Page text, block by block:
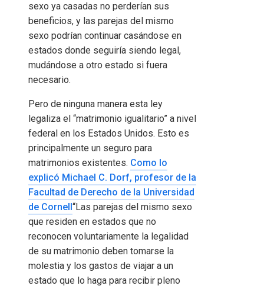
sexo ya casadas no perderían sus
beneficios, y las parejas del mismo
sexo podrían continuar casándose en
estados donde seguiría siendo legal,
mudándose a otro estado si fuera
necesario.
Pero de ninguna manera esta ley
legaliza el “matrimonio igualitario” a nivel
federal en los Estados Unidos. Esto es
principalmente un seguro para
matrimonios existentes. Como lo
explicó Michael C. Dorf, profesor de la
Facultad de Derecho de la Universidad
de Cornell “Las parejas del mismo sexo
que residen en estados que no
reconocen voluntariamente la legalidad
de su matrimonio deben tomarse la
molestia y los gastos de viajar a un
estado que lo haga para recibir pleno